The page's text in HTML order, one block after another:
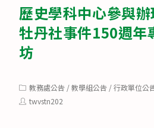
歷史學科中心參與
牡丹社事件150週年
坊
Post
category:
教務處公告 /教學組公告 /行政單位公
Posttwvstn202